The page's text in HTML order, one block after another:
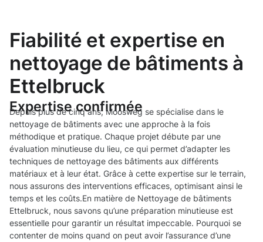
Fiabilité et expertise en
nettoyage de bâtiments à
Ettelbruck
Expertise confirmée
Depuis plus de cinq ans, Moosweg se spécialise dans le
nettoyage de bâtiments avec une approche à la fois
méthodique et pratique. Chaque projet débute par une
évaluation minutieuse du lieu, ce qui permet d’adapter les
techniques de nettoyage des bâtiments aux différents
matériaux et à leur état. Grâce à cette expertise sur le terrain,
nous assurons des interventions efficaces, optimisant ainsi le
temps et les coûts.En matière de Nettoyage de bâtiments
Ettelbruck, nous savons qu’une préparation minutieuse est
essentielle pour garantir un résultat impeccable. Pourquoi se
contenter de moins quand on peut avoir l’assurance d’une